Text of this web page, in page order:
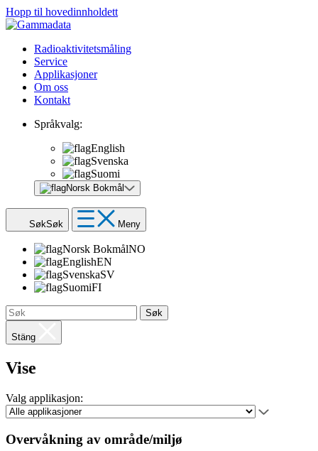
Hopp til hovedinnholdett
Radioaktivitetsmåling
Service
Applikasjoner
Om oss
Kontakt
Språkvalg:
English
Svenska
Suomi
Norsk Bokmål
SøkSøk Meny
Norsk BokmålNO
EnglishEN
SvenskaSV
SuomiFI
Søk
Stäng
Vise
Valg applikasjon:
Overvåkning av område/miljø